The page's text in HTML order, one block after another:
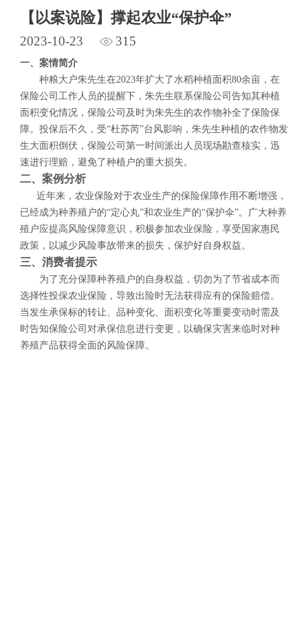
【以案说险】撑起农业“保护伞”
2023-10-23 315
一、案情简介
种粮大户朱先生在2023年扩大了水稻种植面积80余亩，在
保险公司工作人员的提醒下，朱先生联系保险公司告知其种植
面积变化情况，保险公司及时为朱先生的农作物补全了保险保
障。投保后不久，受“杜苏芮”台风影响，朱先生种植的农作物发
生大面积倒伏，保险公司第一时间派出人员现场勘查核实，迅
速进行理赔，避免了种植户的重大损失。
二、案例分析
近年来，农业保险对于农业生产的保险保障作用不断增强，
已经成为种养殖户的“定心丸”和农业生产的“保护伞”。广大种养
殖户应提高风险保障意识，积极参加农业保险，享受国家惠民
政策，以减少风险事故带来的损失，保护好自身权益。
三、消费者提示
为了充分保障种养殖户的自身权益，切勿为了节省成本而
选择性投保农业保险，导致出险时无法获得应有的保险赔偿。
当发生承保标的转让、品种变化、面积变化等重要变动时需及
时告知保险公司对承保信息进行变更，以确保灾害来临时对种
养殖产品获得全面的风险保障。